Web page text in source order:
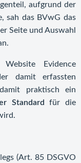
aufgrund der
sah das BVwG das
Seite und Auswahl
Evidence
damit erfassten
praktisch ein
Standard
für die
(Art. 85 DSGVO